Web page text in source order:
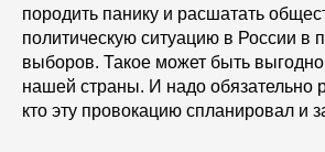
породить панику и расшатать
политическую ситуацию в России в
выборов. Такое может быть выгодно
нашей страны. И надо обязательно
кто эту провокацию спланировал и